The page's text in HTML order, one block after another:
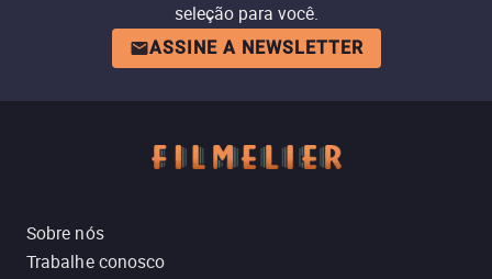
seleção para você.
ASSINE A NEWSLETTER
Sobre nós
Trabalhe conosco